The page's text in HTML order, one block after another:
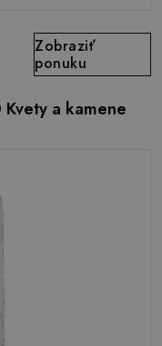
Zobraziť
ponuku
a kamene